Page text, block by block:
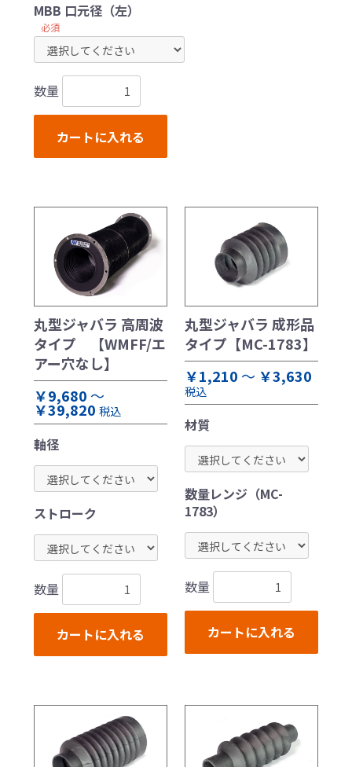
MBB 口元径（左）
必須
数量
カートに入れる
丸型ジャバラ 高周波
タイプ 【WMFF/エ
アー穴なし】
￥9,680 ～
￥39,820 税込
軸径
ストローク
数量
カートに入れる
丸型ジャバラ 成形品
タイプ【MC-1783】
￥1,210 ～ ￥3,630
税込
材質
数量レンジ（MC-
1783）
数量
カートに入れる